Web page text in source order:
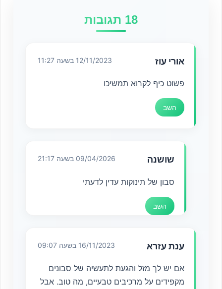
18 תגובות
אורי עוז 12/11/2023 בשעה 11:27
פשוט כיף לקרוא תמשיכו
השב
שושנה 09/04/2026 בשעה 21:17
סבון של תינוקות עדין לדעתי
השב
ענת עזרא 16/11/2023 בשעה 09:07
אם יש לך מזל והגעת לתעשיה של סבונים
מקפידים על מרכיבים טבעיים, מה טוב. אבל